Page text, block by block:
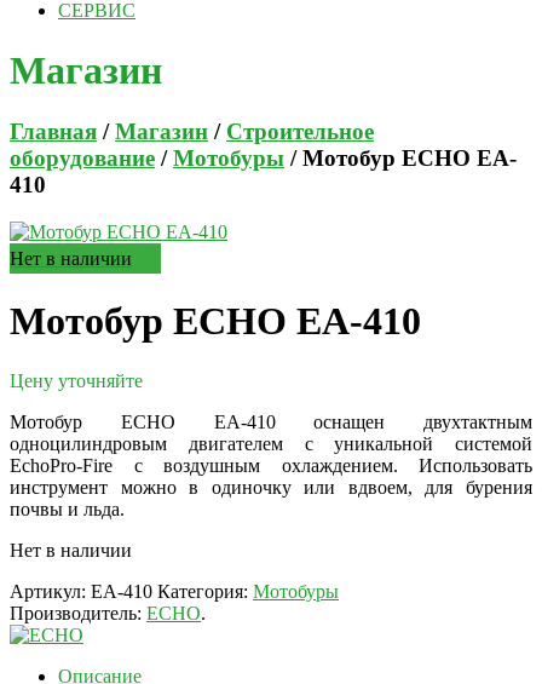
СЕРВИС
Магазин
Главная /Магазин / Строительное
оборудование /Мотобуры / Мотобур ECHO EA-
410
Нет в наличии
Мотобур ECHO EA-410
Цену уточняйте
Мотобур EСНО EA-410 оснащен двухтактным
одноцилиндровым двигателем c уникальной системой
EchoPro-Fire с воздушным охлаждением. Использовать
инструмент можно в одиночку или вдвоем, для бурения
почвы и льда.
Нет в наличии
Артикул: EA-410 Категория: Мотобуры
Производитель: ECHO.
Описание